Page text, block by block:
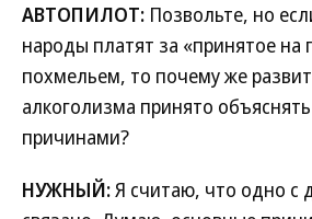
АВТОПИЛОТ: Позвольте, но
народы платят за «принятое на
похмельем, то почему же
алкоголизма принято
причинами?
НУЖНЫЙ:Я считаю, что одно с